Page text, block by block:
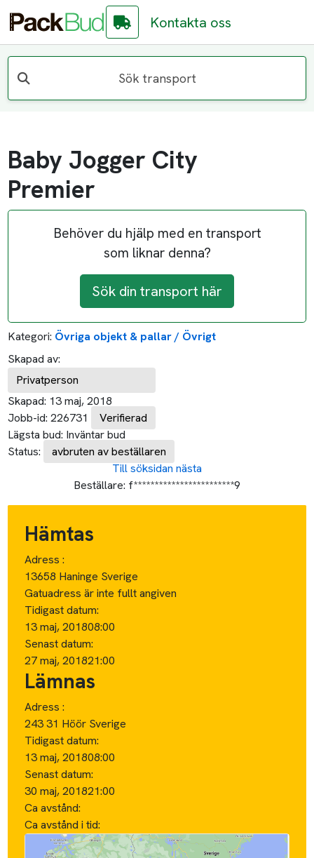
Kontakta oss
Sök transport
Baby Jogger City
Premier
Behöver du hjälp med en transport
som liknar denna?
Sök din transport här
Kategori: Övriga objekt & pallar / Övrigt
Skapad av:
Privatperson
Skapad: 13 maj, 2018
Jobb-id: 226731
Verifierad
Lägsta bud: Inväntar bud
Status:
avbruten av beställaren
Till söksidan nästa
Beställare: f************************9
Hämtas
Adress :
13658 Haninge Sverige
Gatuadress är inte fullt angiven
Tidigast datum:
13 maj, 201808:00
Senast datum:
27 maj, 201821:00
Lämnas
Adress :
243 31 Höör Sverige
Tidigast datum:
13 maj, 201808:00
Senast datum:
30 maj, 201821:00
Ca avstånd:
Ca avstånd i tid: